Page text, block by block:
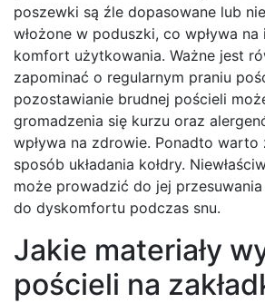
poszewki są źle dopasowane lub
włożone w poduszki, co wpływa
komfort użytkowania. Ważne jest
zapominać o regularnym praniu
pozostawianie brudnej pościeli
gromadzenia się kurzu oraz
wpływa na zdrowie. Ponadto
sposób układania kołdry.
może prowadzić do jej
do dyskomfortu podczas snu.
Jakie materiały
pościeli na